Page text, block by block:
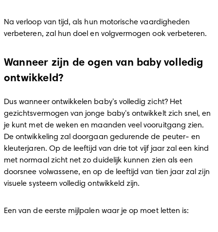
Na verloop van tijd, als hun motorische vaardigheden
verbeteren, zal hun doel en volgvermogen ook verbeteren.
Wanneer zijn de ogen van baby volledig
ontwikkeld?
Dus wanneer ontwikkelen baby's volledig zicht? Het
gezichtsvermogen van jonge baby's ontwikkelt zich snel, en
je kunt met de weken en maanden veel vooruitgang zien.
De ontwikkeling zal doorgaan gedurende de peuter- en
kleuterjaren. Op de leeftijd van drie tot vijf jaar zal een kind
met normaal zicht net zo duidelijk kunnen zien als een
doorsnee volwassene, en op de leeftijd van tien jaar zal zijn
visuele systeem volledig ontwikkeld zijn.
Een van de eerste mijlpalen waar je op moet letten is: